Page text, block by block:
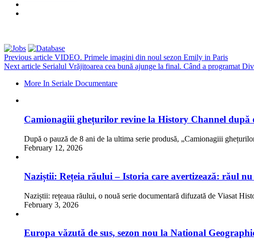
Previous article VIDEO. Primele imagini din noul sezon Emily in Paris
Next article Serialul Vrăjitoarea cea bună ajunge la final. Când a programat
More In Seriale Documentare
Camionagiii ghețurilor revine la History Channel după
După o pauză de 8 ani de la ultima serie produsă, „Camionagiii
February 12, 2026
Naziștii: Rețeia răului – Istoria care avertizează: răul
Naziștii: rețeaua răului, o nouă serie documentară difuzată de Viasat
February 3, 2026
Europa văzută de sus, sezon nou la National